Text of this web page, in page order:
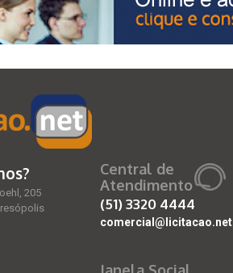
205
Central de
Atendimento
(51)3320 4444
comercial@licitacao.net